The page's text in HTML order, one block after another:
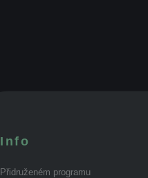
Info
Přidruženém programu